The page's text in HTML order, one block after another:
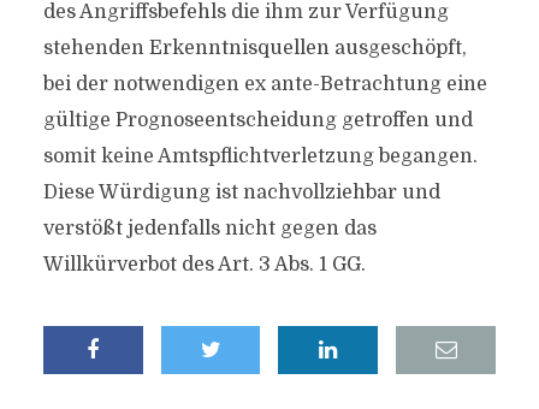
des Angriffsbefehls die ihm zur Verfügung
stehenden Erkenntnisquellen ausgeschöpft,
bei der notwendigen ex ante-Betrachtung eine
gültige Prognoseentscheidung getroffen und
somit keine Amtspflichtverletzung begangen.
Diese Würdigung ist nachvollziehbar und
verstößt jedenfalls nicht gegen das
Willkürverbot des Art. 3 Abs. 1 GG.